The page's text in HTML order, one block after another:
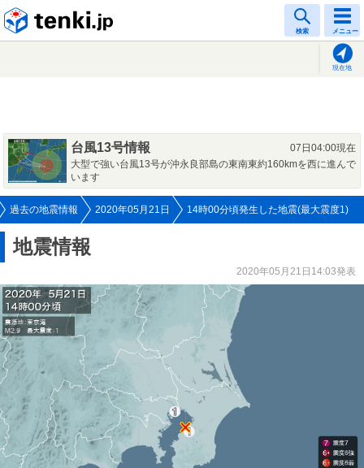
検索 メニュー
現在地
台風13号情報
07日04:00現在
大型で強い台風13号が沖永良部島の東南東約160kmを西に進んで
います
過去の地震情報 2020年05月21日 14時00分頃発生した地震(最大震度1)
地震情報
2020年05月21日14:03発表